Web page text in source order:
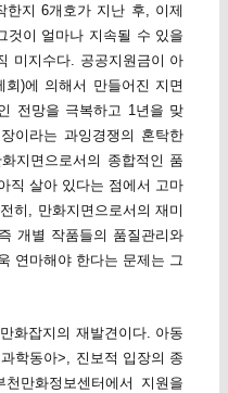
한지 6개호가 지난 후, 이제
것이 얼마나 지속될 수 있을
미지수다. 공공지원금이 아
)에 의해서 만들어진 지면
전망을 극복하고 1년을 맞
이라는 과잉경쟁의 혼탁한
지면으로서의 종합적인 품
직 살아 있다는 점에서 고마
히, 만화지면으로서의 재미
개별 작품들의 품질관리와
연마해야 한다는 문제는 그
화잡지의 재발견이다. 아동
학동아>, 진보적 입장의 종
만화정보센터에서 지원을